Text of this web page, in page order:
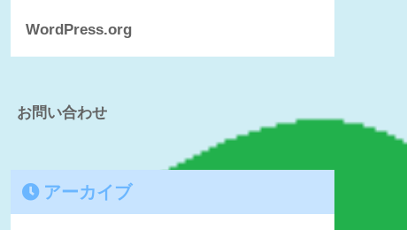
WordPress.org
お問い合わせ
アーカイブ